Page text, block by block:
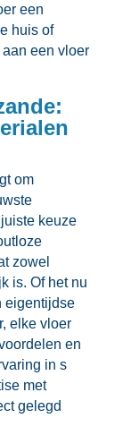
een
huis of
een vloer
om
keuze
zowel
is.​ Of het nu
eigentijdse
elke vloer
en
in s
met
gelegd